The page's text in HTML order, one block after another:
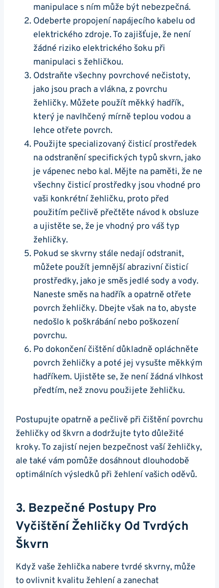
manipulace ⁣s ním může ⁢být nebezpečná.
Odeberte propojení napájecího kabelu od
elektrického zdroje. To zajišťuje, že⁣ není
žádné riziko elektrického ‌šoku při
manipulaci s‍ žehličkou.
Odstraňte všechny povrchové nečistoty,
jako jsou ⁣prach a ​vlákna, ⁤z povrchu
‍žehličky.⁤ Můžete použít měkký ​hadřík,
který​ je navlhčený mírně teplou vodou a
lehce otřete povrch.
Použijte ​specializovaný čisticí prostředek
na odstranění ⁤specifických typů skvrn, jako
je vápenec nebo kal. Mějte ‍na paměti,​ že ne
všechny čisticí‌ prostředky ⁤jsou vhodné pro
vaši konkrétní žehličku, proto před
použitím pečlivě⁤ přečtěte návod k‍ obsluze‍
a ujistěte se, že je vhodný pro​ váš typ
žehličky.
Pokud⁤ se⁢ skvrny stále nedají odstranit,
můžete použít jemnější abrazivní ‌čisticí
prostředky, ‌jako je​ směs‌ jedlé‍ sody a vody.‌
Naneste směs na hadřík a opatrně otřete
povrch ‍žehličky. Dbejte však na‌ to, abyste
nedošlo k poškrábání ‌nebo poškození​
povrchu.
Po dokončení čištění důkladně opláchněte‌
povrch žehličky ⁣a poté jej‍ vysušte měkkým
hadříkem. ⁣Ujistěte se, že ⁣není žádná vlhkost
předtím, než znovu použijete ​žehličku.
Postupujte‌ opatrně a pečlivě⁢ při ‌čištění povrchu
žehličky​ od škvrn a⁣ dodržujte tyto důležité
kroky.‌ To⁤ zajistí nejen bezpečnost⁣ vaší žehličky,
ale⁢ také vám pomůže ⁢dosáhnout dlouhodobě​
optimálních ‍výsledků⁣ při žehlení vašich ⁣oděvů.
3. Bezpečné Postupy Pro
Vyčištění Žehličky⁢ Od⁣ Tvrdých
Škvrn
Když vaše ‍žehlička nabere tvrdé ‍skvrny,‌ může
‍to⁣ ovlivnit kvalitu žehlení a ⁤zanechat